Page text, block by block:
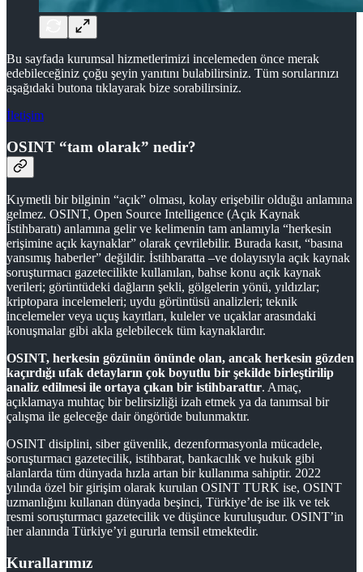
Bu sayfada kurumsal hizmetlerimizi incelemeden önce merak
edebileceğiniz çoğu şeyin yanıtını bulabilirsiniz. Tüm sorularınızı
aşağıdaki butona tıklayarak bize sorabilirsiniz.
İletişim
OSINT “tam olarak” nedir?
Kıymetli bir bilginin “açık” olması, kolay erişebilir olduğu anlamına
gelmez. OSINT, Open Source Intelligence (Açık Kaynak
İstihbaratı) anlamına gelir ve kelimenin tam anlamıyla “herkesin
erişimine açık kaynaklar” olarak çevrilebilir. Burada kasıt, “basına
yansımış haberler” değildir. İstihbaratta –ve dolayısıyla açık kaynak
soruşturmacı gazetecilikte kullanılan, bahse konu açık kaynak
verileri; görüntüdeki dağların şekli, gölgelerin yönü, yıldızlar;
kriptopara incelemeleri; uydu görüntüsü analizleri; teknik
incelemeler veya uçuş kayıtları, kuleler ve uçaklar arasındaki
konuşmalar gibi akla gelebilecek tüm kaynaklardır.
OSINT, herkesin gözünün önünde olan, ancak herkesin gözden
kaçırdığı ufak detayların çok boyutlu bir şekilde birleştirilip
analiz edilmesi ile ortaya çıkan bir istihbarattır. Amaç,
açıklamaya muhtaç bir belirsizliği izah etmek ya da tanımsal bir
çalışma ile geleceğe dair öngörüde bulunmaktır.
OSINT disiplini, siber güvenlik, dezenformasyonla mücadele,
soruşturmacı gazetecilik, istihbarat, bankacılık ve hukuk gibi
alanlarda tüm dünyada hızla artan bir kullanıma sahiptir. 2022
yılında özel bir girişim olarak kurulan OSINT TURK ise, OSINT
uzmanlığını kullanan dünyada beşinci, Türkiye’de ise ilk ve tek
resmi soruşturmacı gazetecilik ve düşünce kuruluşudur. OSINT’in
her alanında Türkiye’yi gururla temsil etmektedir.
Kurallarımız